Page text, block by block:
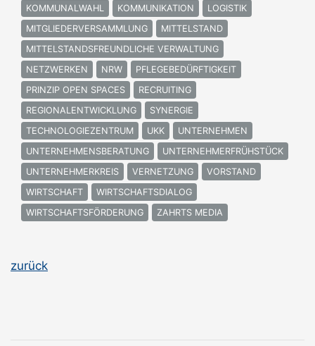
KOMMUNALWAHL
KOMMUNIKATION
LOGISTIK
MITGLIEDERVERSAMMLUNG
MITTELSTAND
MITTELSTANDSFREUNDLICHE VERWALTUNG
NETZWERKEN
NRW
PFLEGEBEDÜRFTIGKEIT
PRINZIP OPEN SPACES
RECRUITING
REGIONALENTWICKLUNG
SYNERGIE
TECHNOLOGIEZENTRUM
UKK
UNTERNEHMEN
UNTERNEHMENSBERATUNG
UNTERNEHMERFRÜHSTÜCK
UNTERNEHMERKREIS
VERNETZUNG
VORSTAND
WIRTSCHAFT
WIRTSCHAFTSDIALOG
WIRTSCHAFTSFÖRDERUNG
ZAHRTS MEDIA
zurück